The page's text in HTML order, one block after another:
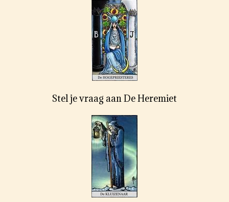
Stel je vraag aan De Heremiet